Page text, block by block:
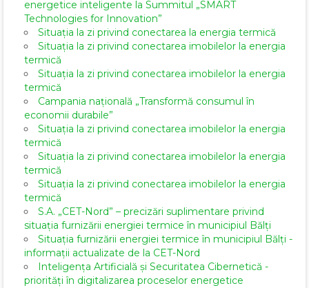
energetice inteligente la Summitul „SMART
Technologies for Innovation”
Situația la zi privind conectarea la energia termică
Situația la zi privind conectarea imobilelor la energia
termică
Situația la zi privind conectarea imobilelor la energia
termică
Campania națională „Transformă consumul în
economii durabile”
Situația la zi privind conectarea imobilelor la energia
termică
Situația la zi privind conectarea imobilelor la energia
termică
Situația la zi privind conectarea imobilelor la energia
termică
S.A. „CET-Nord” – precizări suplimentare privind
situația furnizării energiei termice în municipiul Bălți
Situația furnizării energiei termice în municipiul Bălți -
informații actualizate de la CET-Nord
Inteligența Artificială și Securitatea Cibernetică -
priorități în digitalizarea proceselor energetice